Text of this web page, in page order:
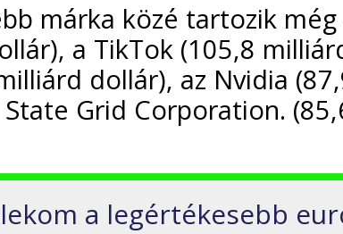
márka közé tartozik még
a TikTok (105,8
dollár), az Nvidia
Grid Corporation.
a legértékesebb